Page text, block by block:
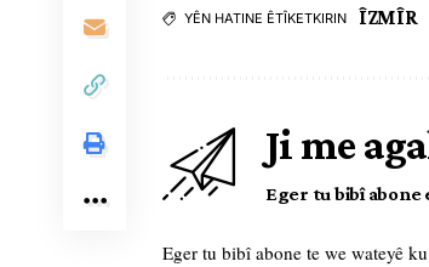
YÊN HATINE ÊTÎKETKIRIN ÎZMÎR
Ji me
Eger tu bibî abone
Eger tu bibî abone te we wateyê